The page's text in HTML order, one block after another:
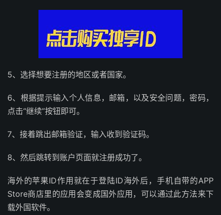
5、选择想要注册的地区或者国家。
6、根据提示输入个人信息，邮箱，以及安全问题，密码，
点击“继续”按钮即可。
7、接着跳出邮箱验证，输入收到验证码。
8、然后跳转到账户页面就注册成功了。
海外的苹果ID作用就在于登陆ID海外后，手机自带的APP
Store商店里的应用会变成国外应用，可以通过此方法来下
载外国软件。